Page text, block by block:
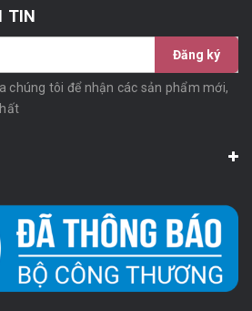
TIN
Đăng ký
chúng tôi để nhận các sản phẩm mới,